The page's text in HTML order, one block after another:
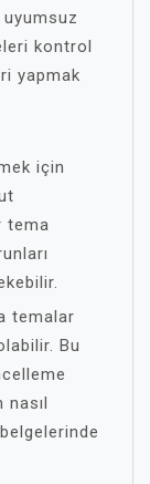
kontrol
yapmak
için
tema
temalar
Bu
nasıl